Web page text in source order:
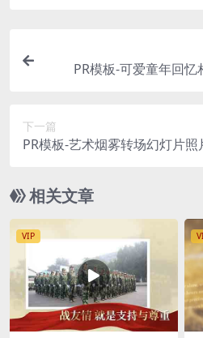
PR模板-可爱童年回
下一篇
PR模板-艺术烟雾转场幻灯片照
相关文章
VIP